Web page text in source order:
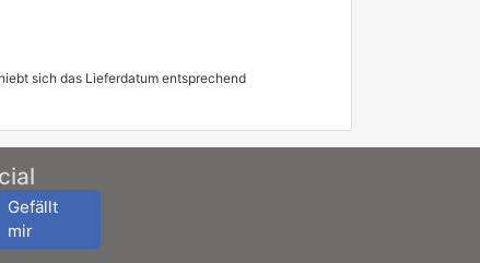
sich das Lieferdatum entsprechend
Gefällt
mir